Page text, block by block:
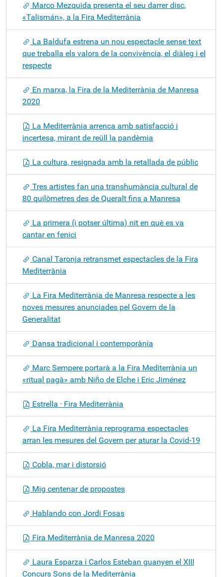
Marco Mezquida presenta el seu darrer disc,
«Talismán», a la Fira Mediterrània
La Baldufa estrena un nou espectacle sense text
que treballa els valors de la convivència, el diàleg i el
respecte
En marxa, la Fira de la Mediterrània de Manresa
2020
La Mediterrània arrenca amb satisfacció i
incertesa, mirant de reüll la pandèmia
La cultura, resignada amb la retallada de públic
Tres artistes fan una transhumància cultural de
80 quilòmetres des de Queralt fins a Manresa
La primera (i potser última) nit en què es va
cantar en fenici
Canal Taronja retransmet espectacles de la Fira
Mediterrània
La Fira Mediterrània de Manresa respecte a les
noves mesures anunciades pel Govern de la
Generalitat
Dansa tradicional i contemporània
Marc Sempere portarà a la Fira Mediterrània un
«ritual pagà» amb Niño de Elche i Eric Jiménez
Estrella · Fira Mediterrània
La Fira Mediterrània reprograma espectacles
arran les mesures del Govern per aturar la Covid-19
Cobla, mar i distorsió
Mig centenar de propostes
Hablando con Jordi Fosas
Fira Mediterrània de Manresa 2020
Laura Esparza i Carlos Esteban guanyen el XIII
Concurs Sons de la Mediterrània